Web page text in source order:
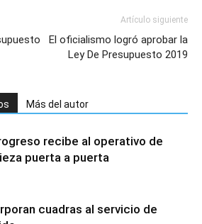
Artículo siguiente
El oficialismo logró aprobar la
Ley De Presupuesto 2019
Más del autor
recibe al operativo de
puerta a puerta
cuadras al servicio de